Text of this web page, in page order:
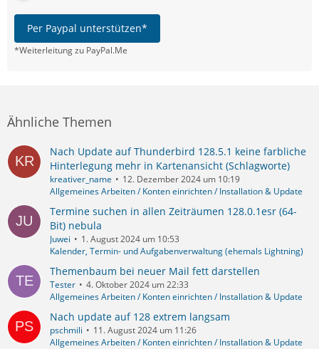
Per Paypal unterstützen*
*Weiterleitung zu PayPal.Me
Ähnliche Themen
Nach Update auf Thunderbird 128.5.1 keine farbliche
Hinterlegung mehr in Kartenansicht (Schlagworte)
kreativer_name
12. Dezember 2024 um 10:19
Allgemeines Arbeiten / Konten einrichten / Installation & Update
Termine suchen in allen Zeiträumen 128.0.1esr (64-
Bit) nebula
Juwei
1. August 2024 um 10:53
Kalender, Termin- und Aufgabenverwaltung (ehemals Lightning)
Themenbaum bei neuer Mail fett darstellen
Tester
4. Oktober 2024 um 22:33
Allgemeines Arbeiten / Konten einrichten / Installation & Update
Nach update auf 128 extrem langsam
pschmili
11. August 2024 um 11:26
Allgemeines Arbeiten / Konten einrichten / Installation & Update